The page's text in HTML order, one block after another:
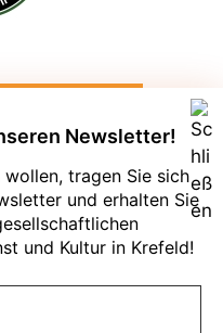
Newsletter!
tragen Sie sich
und erhalten Sie
und Kultur in Krefeld!
zu
zu
Durch